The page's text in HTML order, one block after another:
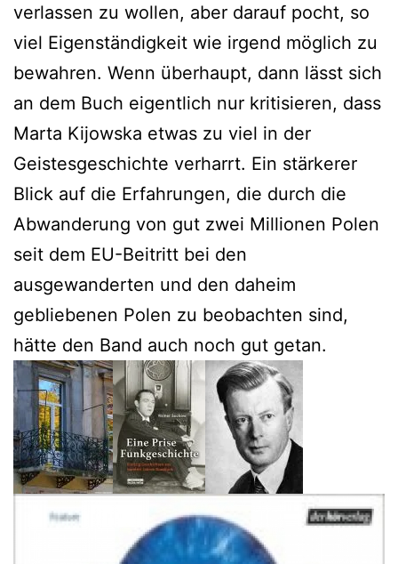
verlassen zu wollen, aber darauf pocht, so
viel Eigenständigkeit wie irgend möglich zu
bewahren. Wenn überhaupt, dann lässt sich
an dem Buch eigentlich nur kritisieren, dass
Marta Kijowska etwas zu viel in der
Geistesgeschichte verharrt. Ein stärkerer
Blick auf die Erfahrungen, die durch die
Abwanderung von gut zwei Millionen Polen
seit dem EU-Beitritt bei den
ausgewanderten und den daheim
gebliebenen Polen zu beobachten sind,
hätte den Band auch noch gut getan.